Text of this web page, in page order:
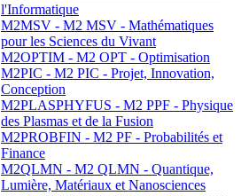
l'Informatique
M2MSV - M2 MSV - Mathématiques
pour les Sciences du Vivant
M2OPTIM - M2 OPT - Optimisation
M2PIC - M2 PIC - Projet, Innovation,
Conception
M2PLASPHYFUS - M2 PPF - Physique
des Plasmas et de la Fusion
M2PROBFIN - M2 PF - Probabilités et
Finance
M2QLMN - M2 QLMN - Quantique,
Lumière, Matériaux et Nanosciences